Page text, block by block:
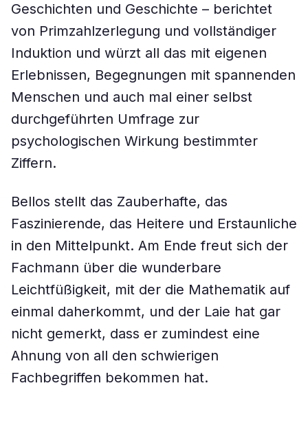
Geschichten und Geschichte – berichtet
von Primzahlzerlegung und vollständiger
Induktion und würzt all das mit eigenen
Erlebnissen, Begegnungen mit spannenden
Menschen und auch mal einer selbst
durchgeführten Umfrage zur
psychologischen Wirkung bestimmter
Ziffern.
Bellos stellt das Zauberhafte, das
Faszinierende, das Heitere und Erstaunliche
in den Mittelpunkt. Am Ende freut sich der
Fachmann über die wunderbare
Leichtfüßigkeit, mit der die Mathematik auf
einmal daherkommt, und der Laie hat gar
nicht gemerkt, dass er zumindest eine
Ahnung von all den schwierigen
Fachbegriffen bekommen hat.